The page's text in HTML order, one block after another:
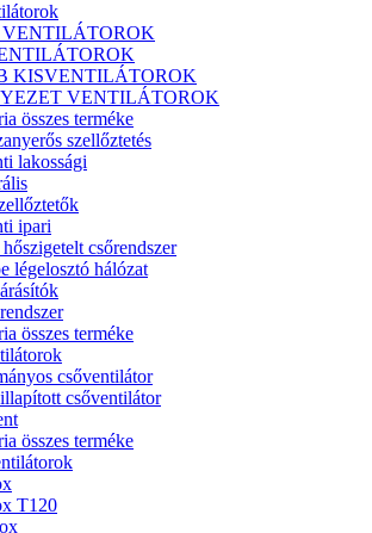
VENTILÁTOROK
KISVENTILÁTOROK
VENTILÁTOROK
összes terméke
szellőztetés
lakossági
ipari
csőrendszer
légelosztó hálózat
összes terméke
csőventilátor
csőventilátor
összes terméke
T120